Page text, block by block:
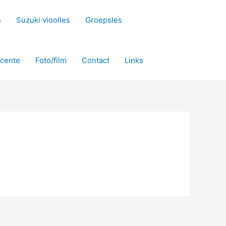
Suzuki vioolles Groepsles
Foto/film Contact Links